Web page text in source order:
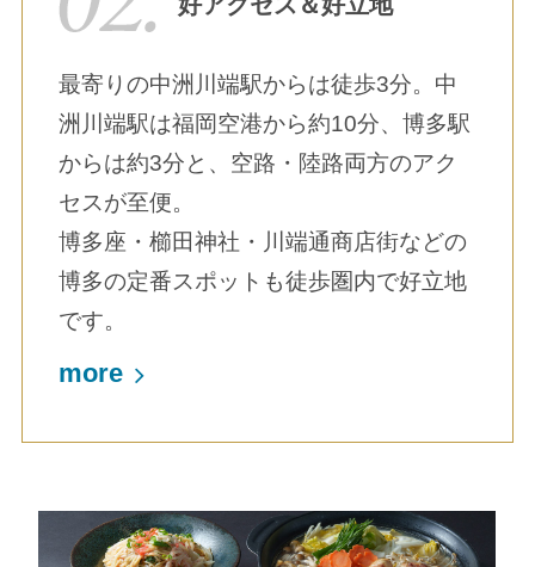
最寄りの中洲川端駅からは徒歩3分。中
洲川端駅は福岡空港から約10分、博多駅
からは約3分と、空路・陸路両方のアク
セスが至便。
博多座・櫛田神社・川端通商店街などの
博多の定番スポットも徒歩圏内で好立地
です。
more